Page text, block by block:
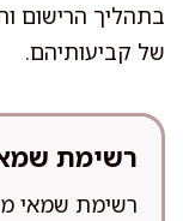
בתהליך הרישום
של קביעותיהם.
רשימת
רשימת שמאי